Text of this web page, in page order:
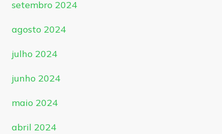
setembro 2024
agosto 2024
julho 2024
junho 2024
maio 2024
abril 2024